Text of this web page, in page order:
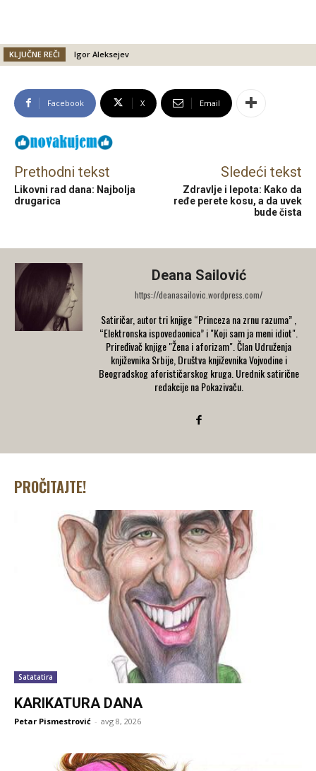
KLJUČNE REČI Igor Aleksejev
Facebook X Email
Prethodni tekst
Likovni rad dana: Najbolja
drugarica
Sledeći tekst
Zdravlje i lepota: Kako da
ređe perete kosu, a da uvek
bude čista
Deana Sailović
https://deanasailovic.wordpress.com/
Satiričar, autor tri knjige “Princeza na zrnu razuma” ,
“Elektronska ispovedaonica” i "Koji sam ja meni idiot".
Priređivač knjige "Žena i aforizam". Član Udruženja
književnika Srbije, Društva književnika Vojvodine i
Beogradskog aforističarskog kruga. Urednik satirične
redakcije na Pokazivaču.
PROČITAJTE!
Satatatira
KARIKATURA DANA
Petar Pismestrović - avg 8, 2026